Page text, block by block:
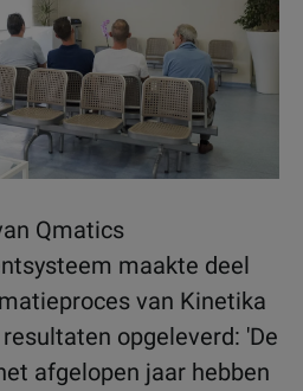
Qmatics
maakte deel
van Kinetika
opgeleverd: 'De
afgelopen jaar hebben